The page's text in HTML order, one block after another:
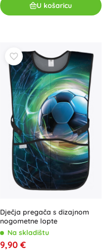
U košaricu
Dječja pregača s dizajnom
nogometne lopte
Na skladištu
9,90 €